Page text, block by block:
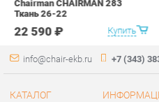
Стулья
Столы
Кресла
Аксессуары
Банкетки
Контакты
Дизайн
Доставка и
Скидки и